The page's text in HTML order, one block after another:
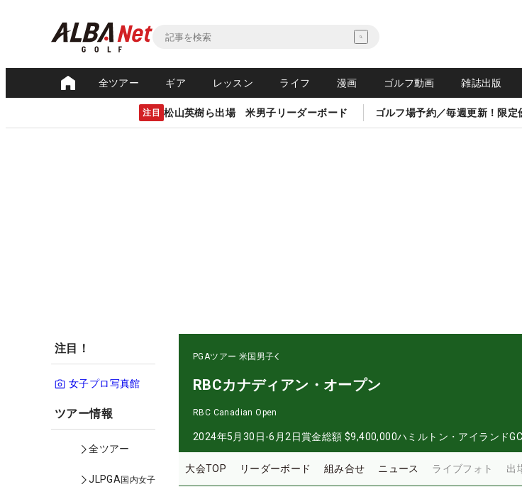
全ツアー ギア レッスン ライフ 漫画 ゴルフ動画 雑誌出版
注目 松山英樹ら出場 米男子リーダーボード ゴルフ場予約／毎週更新！限定
注目！
女子プロ写真館
ツアー情報
全ツアー
JLPGA国内女子
PGAツアー 米国男子
RBCカナディアン・オープン
RBC Canadian Open
2024年5月30日-6月2日賞金総額 $9,400,000ハミルトン・アイランド
大会TOP リーダーボード 組み合せ ニュース ライブフォト 出